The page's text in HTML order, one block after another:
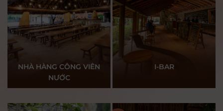
NHÀ HÀNG CÔNG VIÊN
NƯỚC
I-BAR